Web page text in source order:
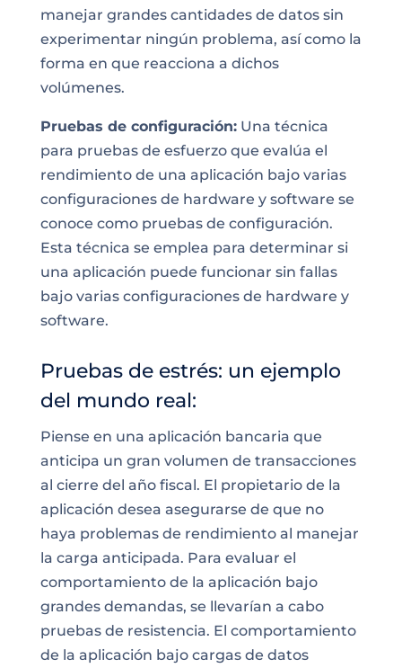
manejar grandes cantidades de datos sin
experimentar ningún problema, así como la
forma en que reacciona a dichos
volúmenes.
Pruebas de configuración:Una técnica
para pruebas de esfuerzo que evalúa el
rendimiento de una aplicación bajo varias
configuraciones de hardware y software se
conoce como pruebas de configuración.
Esta técnica se emplea para determinar si
una aplicación puede funcionar sin fallas
bajo varias configuraciones de hardware y
software.
Pruebas de estrés: un ejemplo
del mundo real:
Piense en una aplicación bancaria que
anticipa un gran volumen de transacciones
al cierre del año fiscal. El propietario de la
aplicación desea asegurarse de que no
haya problemas de rendimiento al manejar
la carga anticipada. Para evaluar el
comportamiento de la aplicación bajo
grandes demandas, se llevarían a cabo
pruebas de resistencia. El comportamiento
de la aplicación bajo cargas de datos